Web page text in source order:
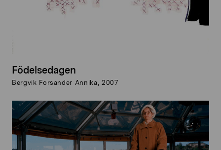
Födelsedagen
Bergvik Forsander Annika, 2007